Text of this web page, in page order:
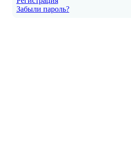
Забыли пароль?